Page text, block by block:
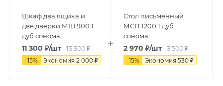
Шкаф два ящика и
две дверки МШ 900.1
дуб сонома
11 300 ₽/шт 13 300₽
-15% Экономия 2 000₽
Стол письменный
МСП 1200.1 дуб
сонома
2 970 ₽/шт 3 500₽
-15% Экономия 530 ₽